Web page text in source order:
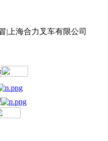
|上海合力叉车有限公司